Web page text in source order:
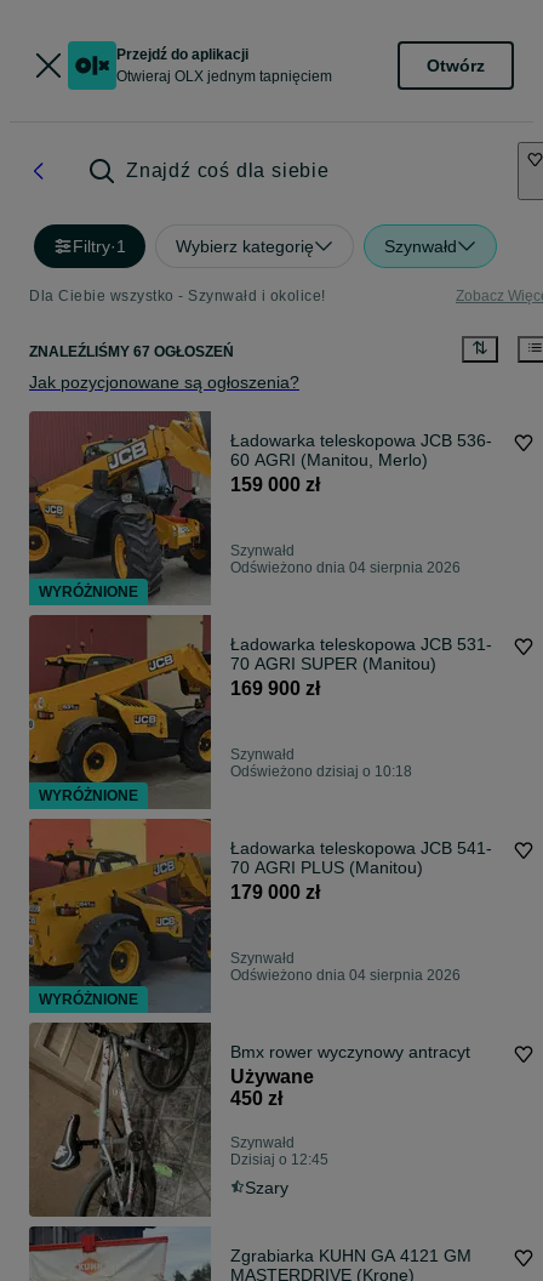
Przejdź do aplikacji
Otwieraj OLX jednym tapnięciem
Otwórz
Znajdź coś dla siebie
Filtry·1 Wybierz kategorię Szynwałd
Dla Ciebie wszystko - Szynwałd i okolice! Zobacz
ZNALEŹLIŚMY 67 OGŁOSZEŃ
Jak pozycjonowane są ogłoszenia?
Ładowarka teleskopowa JCB 536-
60 AGRI (Manitou, Merlo)
159 000 zł
Szynwałd
Odświeżono dnia 04 sierpnia 2026
Ładowarka teleskopowa JCB 531-
70 AGRI SUPER (Manitou)
169 900 zł
Szynwałd
Odświeżono dzisiaj o 10:18
Ładowarka teleskopowa JCB 541-
70 AGRI PLUS (Manitou)
179 000 zł
Szynwałd
Odświeżono dnia 04 sierpnia 2026
Bmx rower wyczynowy antracyt
Używane
450 zł
Szynwałd
Dzisiaj o 12:45
Szary
Zgrabiarka KUHN GA 4121 GM
MASTERDRIVE (Krone)
WYRÓŻNIONE
WYRÓŻNIONE
WYRÓŻNIONE